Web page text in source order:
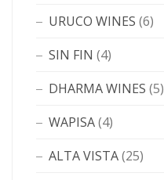
URUCO WINES (6)
SIN FIN (4)
DHARMA WINES (5)
WAPISA(4)
ALTA VISTA(25)